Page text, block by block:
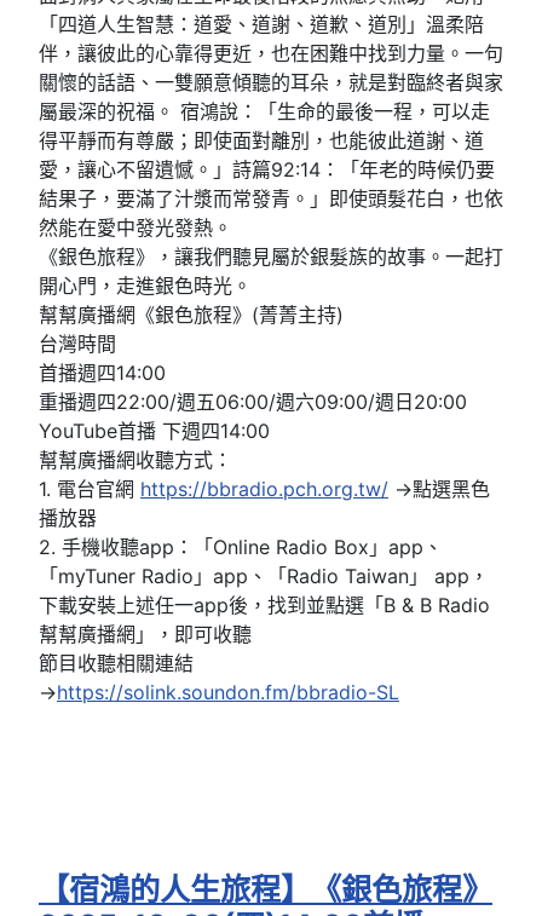
「四道人生智慧：道愛、道謝、道歉、道別」溫柔陪
伴，讓彼此的心靠得更近，也在困難中找到力量。一句
關懷的話語、一雙願意傾聽的耳朵，就是對臨終者與家
屬最深的祝福。 宿鴻說：「生命的最後一程，可以走
得平靜而有尊嚴；即使面對離別，也能彼此道謝、道
愛，讓心不留遺憾。」詩篇92:14：「年老的時候仍要
結果子，要滿了汁漿而常發青。」即使頭髮花白，也依
然能在愛中發光發熱。
《銀色旅程》，讓我們聽見屬於銀髮族的故事。一起打
開心門，走進銀色時光。
幫幫廣播網《銀色旅程》(菁菁主持)
台灣時間
首播週四14:00
重播週四22:00/週五06:00/週六09:00/週日20:00
YouTube首播 下週四14:00
幫幫廣播網收聽方式：
1. 電台官網 https://bbradio.pch.org.tw/ →點選黑色
播放器
2. 手機收聽app：「Online Radio Box」app、
「myTuner Radio」app、「Radio Taiwan」 app，
下載安裝上述任一app後，找到並點選「B & B Radio
幫幫廣播網」，即可收聽
節目收聽相關連結
→https://solink.soundon.fm/bbradio-SL
【宿鴻的人生旅程】《銀色旅程》